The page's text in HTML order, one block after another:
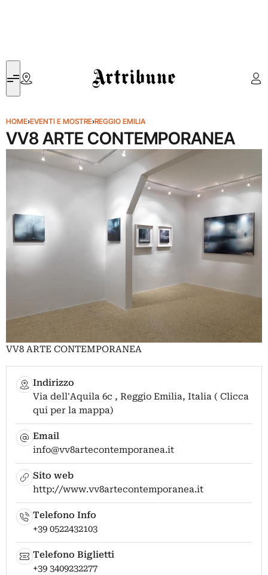
Artribune
HOME›EVENTI E MOSTRE›REGGIO EMILIA
VV8 ARTE CONTEMPORANEA
VV8 ARTE CONTEMPORANEA
Indirizzo
Via dell'Aquila 6c , Reggio Emilia, Italia ( Clicca
qui per la mappa)
Email
info@vv8artecontemporanea.it
Sito web
http://www.vv8artecontemporanea.it
Telefono Info
+39 0522432103
Telefono Biglietti
+39 3409232277